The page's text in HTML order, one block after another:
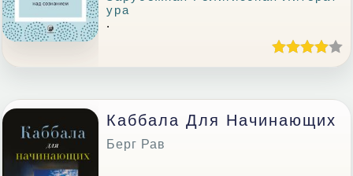
Ура
.
Каббала Для Начинающих
Берг Рав